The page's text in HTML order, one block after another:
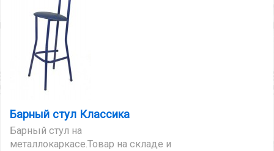
Барный стул Классика
Барный стул на
металлокаркасе.Товар на складе и